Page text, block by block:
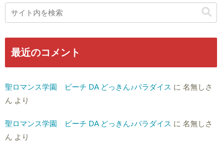
最近のコメント
聖ロマンス学園 ビーチ DA どっきん♪パラダイス に 名無しさ
ん より
聖ロマンス学園 ビーチ DA どっきん♪パラダイス に 名無しさ
ん より